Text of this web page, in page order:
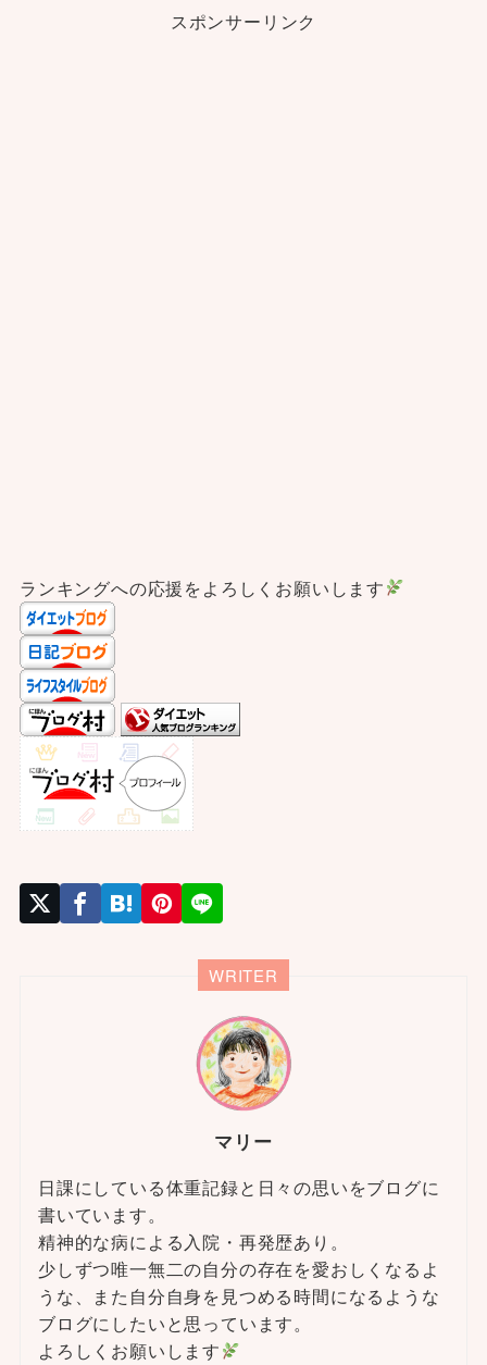
スポンサーリンク
ランキングへの応援をよろしくお願いします
WRITER
マリー
日課にしている体重記録と日々の思いをブログに
書いています。
精神的な病による入院・再発歴あり。
少しずつ唯一無二の自分の存在を愛おしくなるよ
うな、また自分自身を見つめる時間になるような
ブログにしたいと思っています。
よろしくお願いします